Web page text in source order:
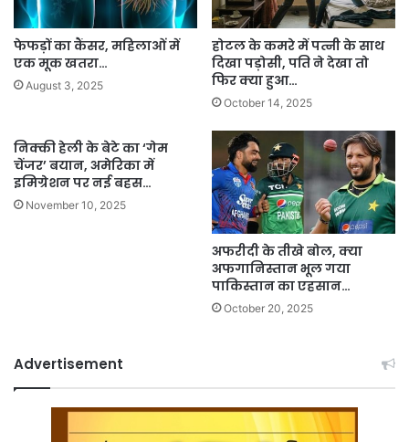
फेफड़ों का कैंसर, महिलाओं में
एक मूक खतरा…
August 3, 2025
होटल के कमरे में पत्नी के साथ
दिखा पड़ोसी, पति ने देखा तो
फिर क्या हुआ…
October 14, 2025
निक्की हेली के बेटे का ‘गेम
चेंजर’ बयान, अमेरिका में
इमिग्रेशन पर नई बहस…
November 10, 2025
अफरीदी के तीखे बोल, क्या
अफगानिस्तान भूल गया
पाकिस्तान का एहसान…
October 20, 2025
Advertisement